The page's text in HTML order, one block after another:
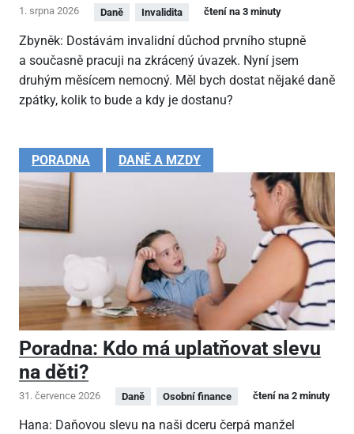
1. srpna 2026 Daně Invalidita čtení na 3 minuty
Zbyněk: Dostávám invalidní důchod prvního stupně
a současně pracuji na zkrácený úvazek. Nyní jsem
druhým měsícem nemocný. Měl bych dostat nějaké daně
zpátky, kolik to bude a kdy je dostanu?
PORADNA DANĚ A MZDY
Poradna: Kdo má uplatňovat slevu
na děti?
31. července 2026 Daně Osobní finance čtení na 2 minuty
Hana: Daňovou slevu na naši dceru čerpá manžel